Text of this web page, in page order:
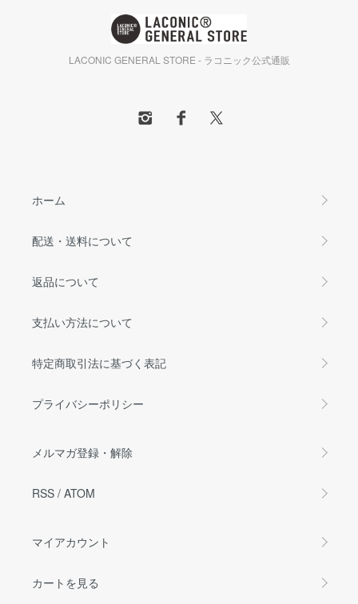
LACONIC GENERAL STORE - ラコニック公式通販
ホーム
配送・送料について
返品について
支払い方法について
特定商取引法に基づく表記
プライバシーポリシー
メルマガ登録・解除
RSS / ATOM
マイアカウント
カートを見る